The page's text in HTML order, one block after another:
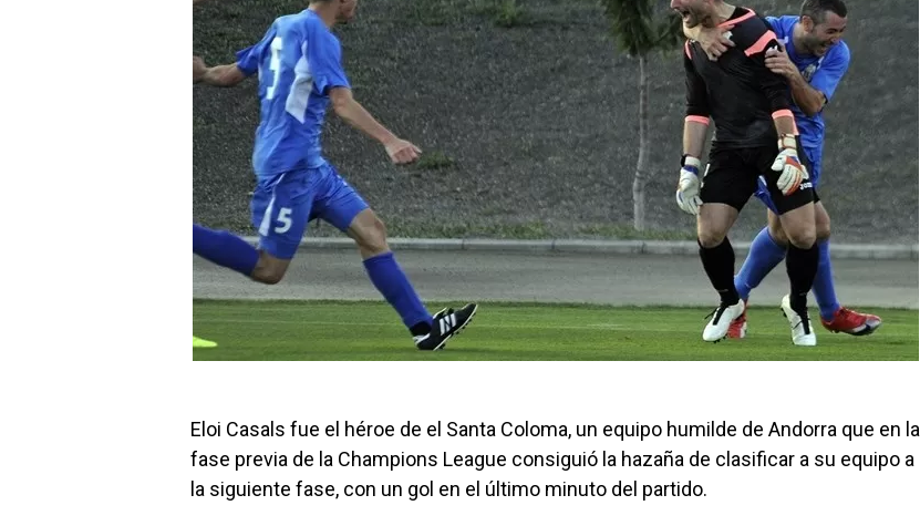
Eloi Casals fue el héroe de el Santa Coloma, un equipo humilde de Andorra que en la
fase previa de la Champions League consiguió la hazaña de clasificar a su equipo a
la siguiente fase, con un gol en el último minuto del partido.